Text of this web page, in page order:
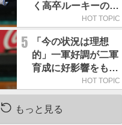
く高卒ルーキーの高
HOT TOPIC
5
「今の状況は理想
的」一軍好調が二軍
育成に好影響をもた
らす西武 象徴は高
卒新人・横田蒼和
HOT TOPIC
もっと見る